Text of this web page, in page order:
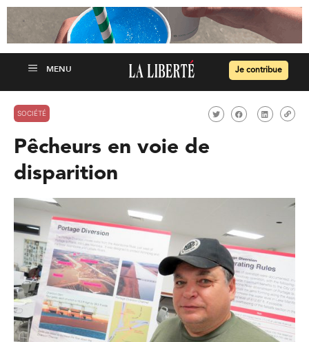
Je contribue
SOCIÉTÉ
Pêcheurs en voie de
disparition